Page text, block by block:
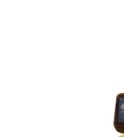
FUNKČNÍ